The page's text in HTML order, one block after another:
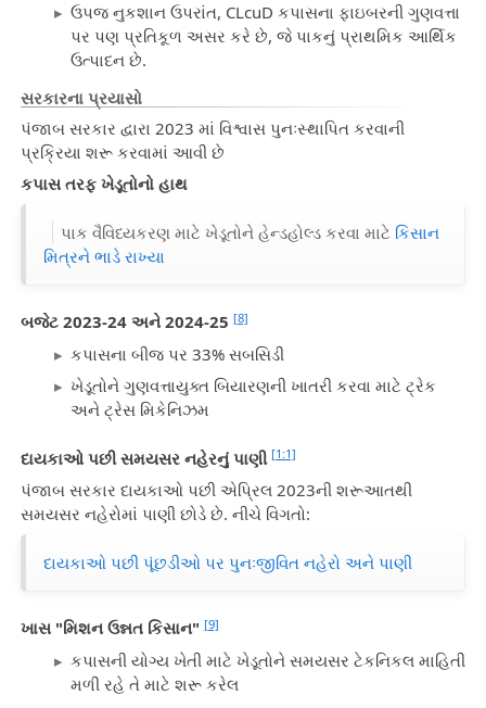
ઉપજ નુકશાન ઉપરાંત, CLcuD કપાસના ફાઇબરની ગુણવત્તા
પર પણ પ્રતિકૂળ અસર કરે છે, જે પાકનું પ્રાથમિક આર્થિક
ઉત્પાદન છે.
સરકારના પ્રયાસો
પંજાબ સરકાર દ્વારા 2023 માં વિશ્વાસ પુનઃસ્થાપિત કરવાની
પ્રક્રિયા શરૂ કરવામાં આવી છે
કપાસ તરફ ખેડૂતોનો હાથ
પાક વૈવિધ્યકરણ માટે ખેડૂતોને હેન્ડહોલ્ડ કરવા માટે કિસાન
મિત્રને ભાડે રાખ્યા
બજેટ 2023-24 અને 2024-25 [8]
કપાસના બીજ પર 33% સબસિડી
ખેડૂતોને ગુણવત્તાયુક્ત બિયારણની ખાતરી કરવા માટે ટ્રેક
અને ટ્રેસ મિકેનિઝમ
દાયકાઓ પછી સમયસર નહેરનું પાણી [1:1]
પંજાબ સરકાર દાયકાઓ પછી એપ્રિલ 2023ની શરૂઆતથી
સમયસર નહેરોમાં પાણી છોડે છે. નીચે વિગતો:
દાયકાઓ પછી પૂંછડીઓ પર પુનઃજીવિત નહેરો અને પાણી
ખાસ "મિશન ઉન્નત કિસાન" [9]
કપાસની યોગ્ય ખેતી માટે ખેડૂતોને સમયસર ટેકનિકલ માહિતી
મળી રહે તે માટે શરૂ કરેલ